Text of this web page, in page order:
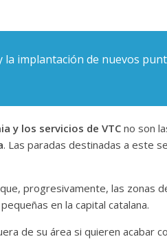
la implantación de nuevos
y los servicios de VTC no son
. Las paradas destinadas a este
progresivamente, las zonas
en la capital catalana.
de su área si quieren acabar